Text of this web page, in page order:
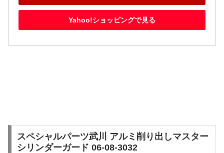
Yahoo!ショッピングで見る
スペシャルパーツ武川 アルミ削り出しマスター
シリンダーガード 06-08-3032